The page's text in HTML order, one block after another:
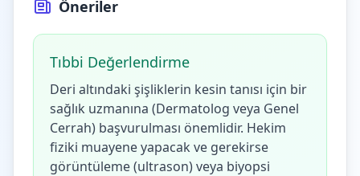
Öneriler
Tıbbi Değerlendirme
Deri altındaki şişliklerin kesin tanısı için bir
sağlık uzmanına (Dermatolog veya Genel
Cerrah) başvurulması önemlidir. Hekim
fiziki muayene yapacak ve gerekirse
görüntüleme (ultrason) veya biyopsi